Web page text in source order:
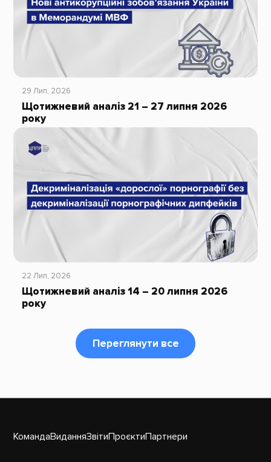
29 Лип, 2026
Щотижневий аналіз 21 – 27 липня 2026
року
22 Лип, 2026
Щотижневий аналіз 14 – 20 липня 2026
року
Переглянути все
КомандаВиданняЗвітиПроєктиПартнери